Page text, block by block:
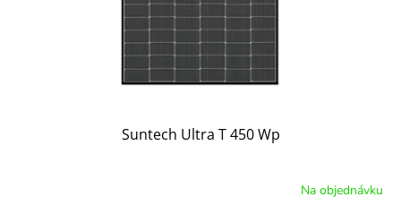
Suntech Ultra T 450 Wp
Na objednávku